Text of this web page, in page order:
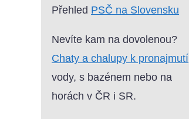
Přehled PSČ na Slovensku
Nevíte kam na dovolenou?
Chaty a chalupy k pronajmutí
vody, s bazénem nebo na
horách v ČR i SR.